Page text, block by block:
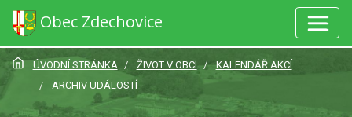
Obec Zdechovice
ÚVODNÍ STRÁNKA ŽIVOT V OBCI
KALENDÁŘ AKCÍ
ARCHIV UDÁLOSTÍ